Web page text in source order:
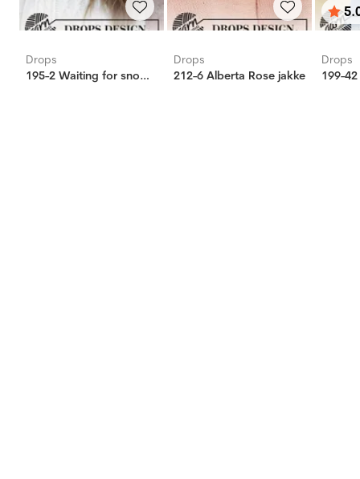
Drops
195-2 Waiting for snow pandebånd
Drops
212-6 Alberta Rose jakke
ud
Drops
199-